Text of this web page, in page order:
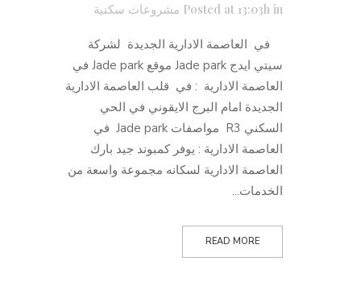
Posted at 13:03h in مشروعات سكنية
في العاصمة الادارية الجديدة لشركة
سيتي ايدج Jade park موقع Jade park في
العاصمة الادارية : في قلب العاصمة الادارية
الجديدة امام البرج الايقوني في الحي
السكني R3 مواصفات Jade park في
العاصمة الادارية : يوفر كمبوند جيد بارك
العاصمة الادارية لسكانه مجموعة واسعة من
الخدمات...
READ MORE